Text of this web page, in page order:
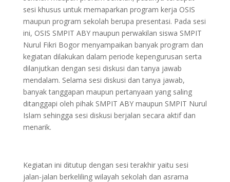
sesi khusus untuk memaparkan program kerja OSIS
maupun program sekolah berupa presentasi. Pada sesi
ini, OSIS SMPIT ABY maupun perwakilan siswa SMPIT
Nurul Fikri Bogor menyampaikan banyak program dan
kegiatan dilakukan dalam periode kepengurusan serta
dilanjutkan dengan sesi diskusi dan tanya jawab
mendalam. Selama sesi diskusi dan tanya jawab,
banyak tanggapan maupun pertanyaan yang saling
ditanggapi oleh pihak SMPIT ABY maupun SMPIT Nurul
Islam sehingga sesi diskusi berjalan secara aktif dan
menarik.
Kegiatan ini ditutup dengan sesi terakhir yaitu sesi
jalan-jalan berkeliling wilayah sekolah dan asrama